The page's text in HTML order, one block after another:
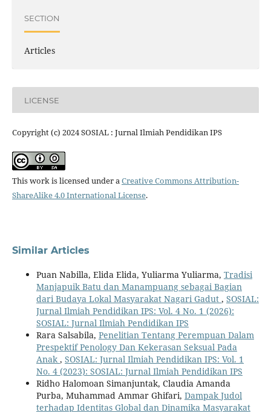
SECTION
Articles
LICENSE
Copyright (c) 2024 SOSIAL : Jurnal Ilmiah Pendidikan IPS
This work is licensed under aCreative Commons Attribution-
ShareAlike 4.0 International License.
Similar Articles
Puan Nabilla, Elida Elida, Yuliarma Yuliarma, Tradisi
Manjapuik Batu dan Manampuang sebagai Bagian
dari Budaya Lokal Masyarakat Nagari Gadut , SOSIAL:
Jurnal Ilmiah Pendidikan IPS: Vol. 4 No. 1 (2026):
SOSIAL: Jurnal Ilmiah Pendidikan IPS
Rara Salsabila, Penelitian Tentang Perempuan Dalam
Prespektif Penology Dan Kekerasan Seksual Pada
Anak , SOSIAL: Jurnal Ilmiah Pendidikan IPS: Vol. 1
No. 4 (2023): SOSIAL: Jurnal Ilmiah Pendidikan IPS
Ridho Halomoan Simanjuntak, Claudia Amanda
Purba, Muhammad Ammar Ghifari, Dampak Judol
terhadap Identitas Global dan Dinamika Masyarakat